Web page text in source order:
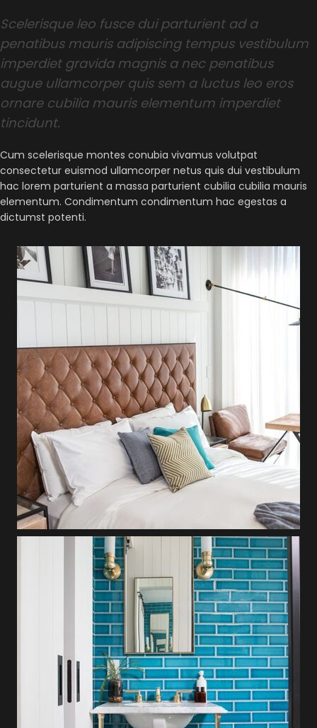
Scelerisque leo fusce dui parturient ad a
penatibus mauris adipiscing tempus vestibulum
imperdiet gravida magnis a nec penatibus
augue ullamcorper quis sem a luctus leo eros
ornare cubilia mauris elementum imperdiet
tincidunt.
Cum scelerisque montes conubia vivamus volutpat
consectetur euismod ullamcorper netus quis dui vestibulum
hac lorem parturient a massa parturient cubilia cubilia mauris
elementum. Condimentum condimentum hac egestas a
dictumst potenti.